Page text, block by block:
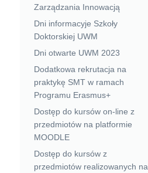
Zarządzania Innowacją
Dni informacyje Szkoły
Doktorskiej UWM
Dni otwarte UWM 2023
Dodatkowa rekrutacja na
praktykę SMT w ramach
Programu Erasmus+
Dostęp do kursów on-line z
przedmiotów na platformie
MOODLE
Dostęp do kursów z
przedmiotów realizowanych na